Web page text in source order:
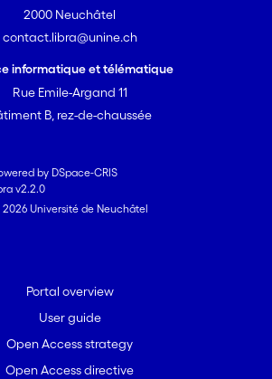
2000 Neuchâtel
contact.libra@unine.ch
informatique et télématique
Rue Emile-Argand 11
B, rez-de-chaussée
by DSpace-CRIS
v2.2.0
Université de Neuchâtel
Portal overview
User guide
Open Access strategy
Open Access directive